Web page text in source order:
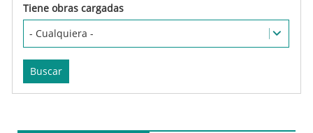
Tiene obras cargadas